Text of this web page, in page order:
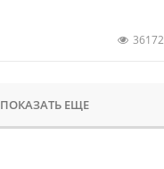
36172
ПОКАЗАТЬ ЕЩЕ